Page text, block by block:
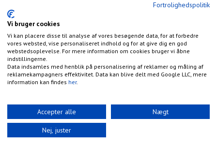
Fortrolighedspolitik
Vi bruger cookies
Vi kan placere disse til analyse af vores besøgende data, for at forbedre
vores websted, vise personaliseret indhold og for at give dig en god
webstedsoplevelse. For mere information om cookies bruger vi åbne
indstillingerne.
Data indsamles med henblik på personalisering af reklamer og måling af
reklamekampagners effektivitet. Data kan blive delt med Google LLC, mere
information kan findes her.
Accepter alle Nægt
Nej, juster
Fra den 11.
november til den 31.
december 2025
Yderligere info:
Læsø:
visitlaesoe.dk/turist/oplevelser/jul/jul-og-nytaar